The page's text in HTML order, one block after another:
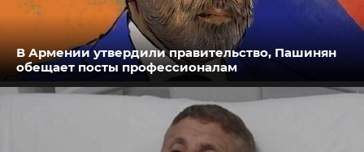
В Армении утвердили правительство, Пашинян
обещает посты профессионалам